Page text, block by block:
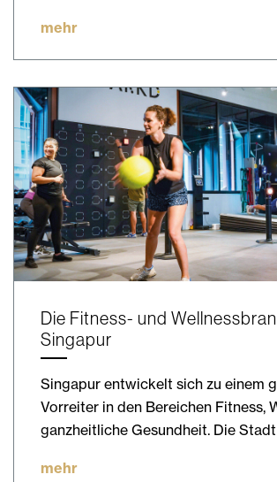
mehr
Die Fitness- und
Singapur
Singapur entwickelt sich zu einem
Vorreiter in den Bereichen Fitness,
ganzheitliche Gesundheit. Die
mehr